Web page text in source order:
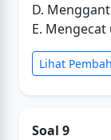
D.
E.
Lihat
Soal 9